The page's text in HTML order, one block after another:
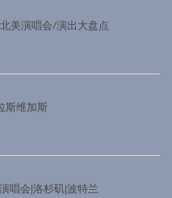
美演唱会/演出大盘点
斯维加斯
唱会|洛杉矶|波特兰